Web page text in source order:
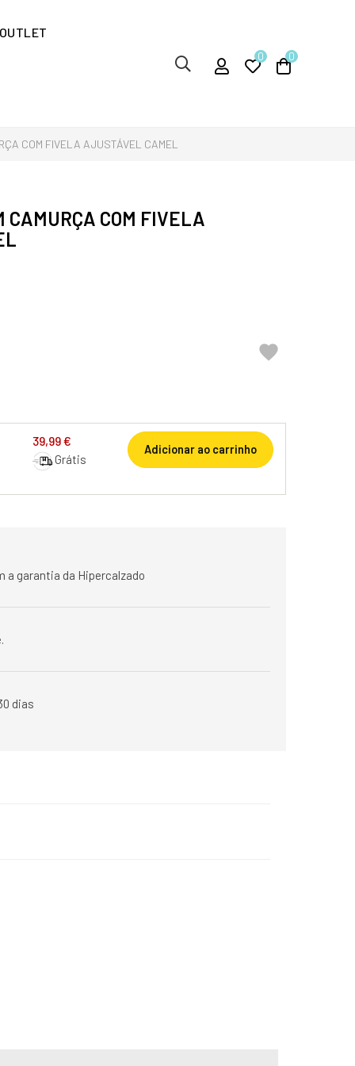
OUTLET
0 0
COM FIVELA AJUSTÁVEL CAMEL
CAMURÇA COM FIVELA

39,99 €
Grátis
Adicionar ao carrinho
a garantia da Hipercalzado
dias